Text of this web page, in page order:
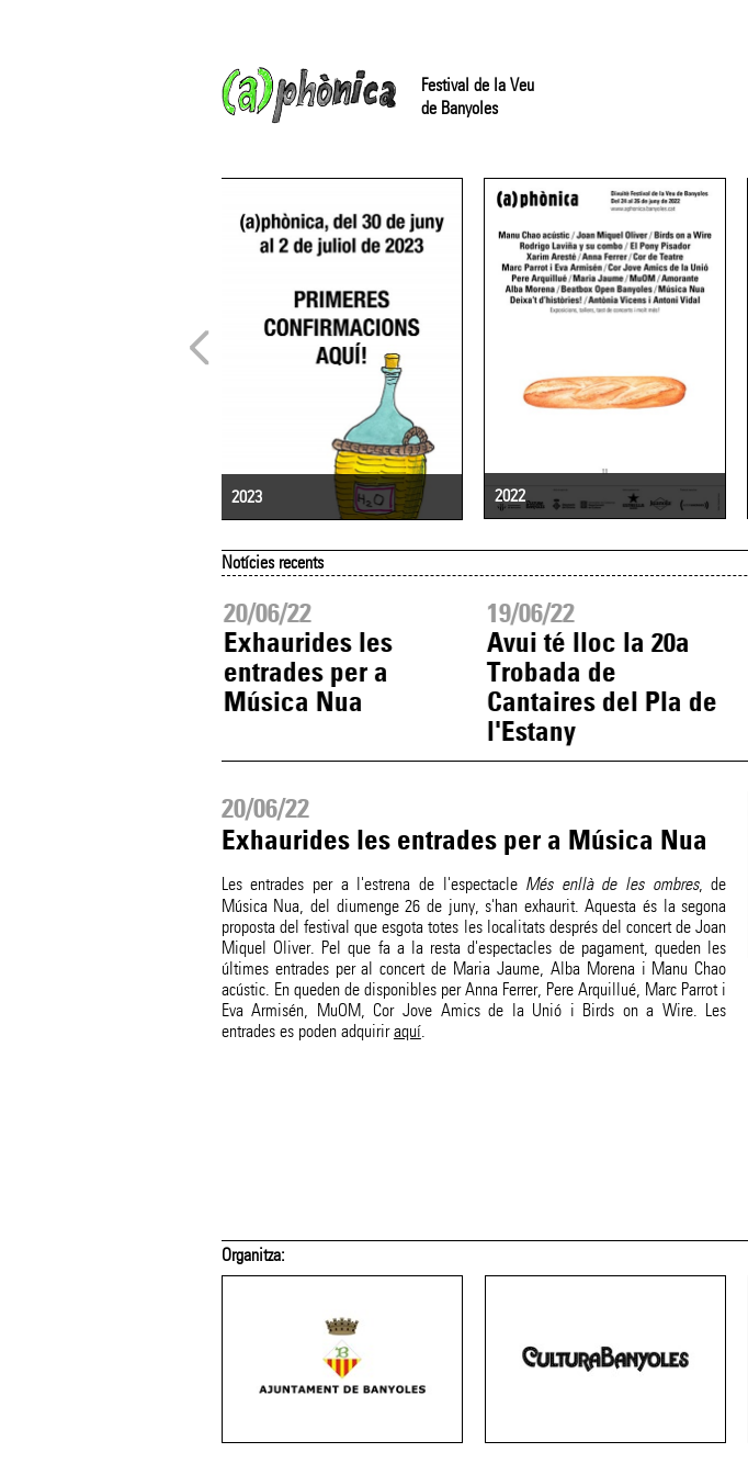
Festival de la Veu
de Banyoles
2023 2022
Notícies recents
20/06/22
Exhaurides les
entrades per a
Música Nua
19/06/22
Avui té lloc la 20a
Trobada de
Cantaires del Pla de
l'Estany
20/06/22
Exhaurides les entrades per a Música Nua
Les entrades per a l'estrena de l'espectacle Més enllà de les ombres, de
Música Nua, del diumenge 26 de juny, s'han exhaurit. Aquesta és la segona
proposta del festival que esgota totes les localitats després del concert de Joan
Miquel Oliver. Pel que fa a la resta d'espectacles de pagament, queden les
últimes entrades per al concert de Maria Jaume, Alba Morena i Manu Chao
acústic. En queden de disponibles per Anna Ferrer, Pere Arquillué, Marc Parrot i
Eva Armisén, MuOM, Cor Jove Amics de la Unió i Birds on a Wire. Les
entrades es poden adquiriraquí.
Amb el suport de: